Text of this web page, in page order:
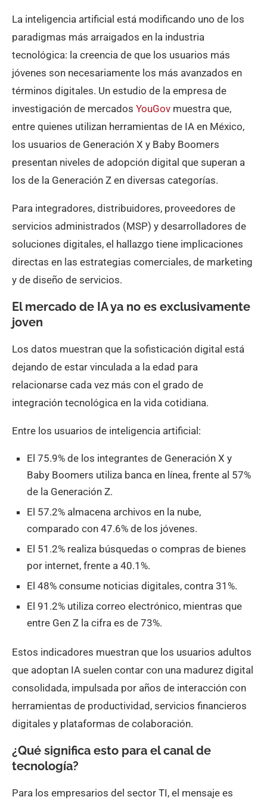
5. Aprovechar el auge del comercio digital
La gran lección para el sector TI
La inteligencia artificial está modificando uno de los
paradigmas más arraigados en la industria
tecnológica: la creencia de que los usuarios más
jóvenes son necesariamente los más avanzados en
términos digitales. Un estudio de la empresa de
investigación de mercados YouGov muestra que,
entre quienes utilizan herramientas de IA en México,
los usuarios de Generación X y Baby Boomers
presentan niveles de adopción digital que superan a
los de la Generación Z en diversas categorías.
Para integradores, distribuidores, proveedores de
servicios administrados (MSP) y desarrolladores de
soluciones digitales, el hallazgo tiene implicaciones
directas en las estrategias comerciales, de marketing
y de diseño de servicios.
El mercado de IA ya no es exclusivamente
joven
Los datos muestran que la sofisticación digital está
dejando de estar vinculada a la edad para
relacionarse cada vez más con el grado de
integración tecnológica en la vida cotidiana.
Entre los usuarios de inteligencia artificial:
El 75.9% de los integrantes de Generación X y
Baby Boomers utiliza banca en línea, frente al 57%
de la Generación Z.
El 57.2% almacena archivos en la nube,
comparado con 47.6% de los jóvenes.
El 51.2% realiza búsquedas o compras de bienes
por internet, frente a 40.1%.
El 48% consume noticias digitales, contra 31%.
El 91.2% utiliza correo electrónico, mientras que
entre Gen Z la cifra es de 73%.
Estos indicadores muestran que los usuarios adultos
que adoptan IA suelen contar con una madurez digital
consolidada, impulsada por años de interacción con
herramientas de productividad, servicios financieros
digitales y plataformas de colaboración.
¿Qué significa esto para el canal de
tecnología?
Para los empresarios del sector TI, el mensaje es